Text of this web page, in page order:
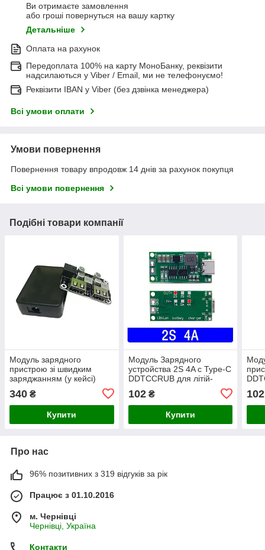
Ви отримаєте замовлення
або гроші повернуться на вашу картку
Детальніше
Оплата на рахунок
Передоплата 100% на карту МоноБанку, реквізити
надсилаються у Viber / Email, ми не телефонуємо!
Реквізити IBAN у Viber (без дзвінка менеджера)
Всі умови оплати
Умови повернення
Повернення товару впродовж 14 днів за рахунок покупця
Всі умови повернення
Подібні товари компанії
Модуль зарядного
пристрою зі швидким
заряджанням (у кейсі)
QC2.0 QC 3.0 AFC FCP
SFCP
340 ₴
Купити
Модуль Зарядного
устройства 2S 4A с Type-C
DDTCCRUB для літій-
акумуляторів 8,4 v
102₴
Купити
16.8
102
Про нас
96% позитивних з 319 відгуків за рік
Працює з 01.10.2016
м. Чернівці
Чернівці, Україна
Контакти